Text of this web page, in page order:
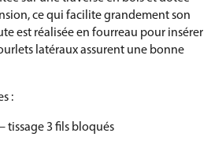
ce qui facilite grandement son
est réalisée en fourreau pour insérer
latéraux assurent une bonne
:
tissage 3 fils bloqués